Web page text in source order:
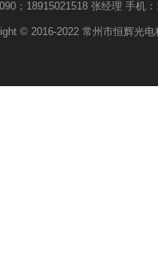
；18915021518 张经理 手机
© 2016-2022 常州市恒辉光